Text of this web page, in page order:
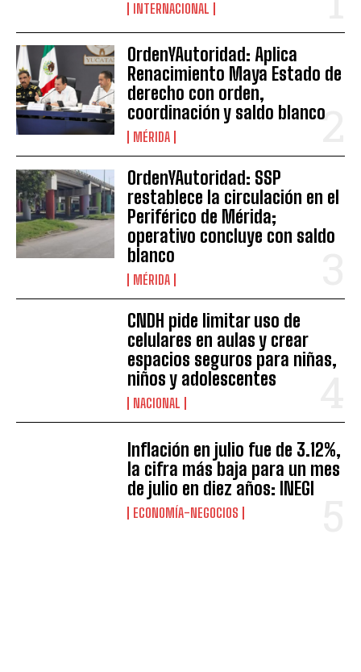
INTERNACIONAL
OrdenYAutoridad: Aplica
Renacimiento Maya Estado de
derecho con orden,
coordinación y saldo blanco
MÉRIDA
OrdenYAutoridad: SSP
restablece la circulación en el
Periférico de Mérida;
operativo concluye con saldo
blanco
MÉRIDA
CNDH pide limitar uso de
celulares en aulas y crear
espacios seguros para niñas,
niños y adolescentes
NACIONAL
Inflación en julio fue de 3.12%,
la cifra más baja para un mes
de julio en diez años: INEGI
ECONOMÍA-NEGOCIOS